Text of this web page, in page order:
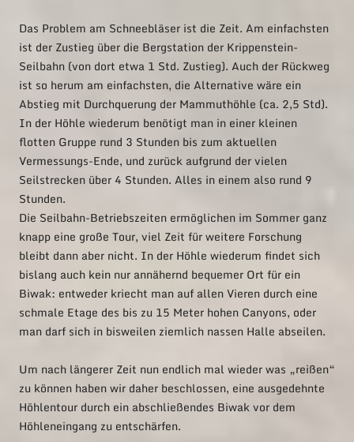
Das Problem am Schneebläser ist die Zeit. Am einfachsten
ist der Zustieg über die Bergstation der Krippenstein-
Seilbahn (von dort etwa 1 Std. Zustieg). Auch der Rückweg
ist so herum am einfachsten, die Alternative wäre ein
Abstieg mit Durchquerung der Mammuthöhle (ca. 2,5 Std).
In der Höhle wiederum benötigt man in einer kleinen
flotten Gruppe rund 3 Stunden bis zum aktuellen
Vermessungs-Ende, und zurück aufgrund der vielen
Seilstrecken über 4 Stunden. Alles in einem also rund 9
Stunden.
Die Seilbahn-Betriebszeiten ermöglichen im Sommer ganz
knapp eine große Tour, viel Zeit für weitere Forschung
bleibt dann aber nicht. In der Höhle wiederum findet sich
bislang auch kein nur annähernd bequemer Ort für ein
Biwak: entweder kriecht man auf allen Vieren durch eine
schmale Etage des bis zu 15 Meter hohen Canyons, oder
man darf sich in bisweilen ziemlich nassen Halle abseilen.
Um nach längerer Zeit nun endlich mal wieder was „reißen“
zu können haben wir daher beschlossen, eine ausgedehnte
Höhlentour durch ein abschließendes Biwak vor dem
Höhleneingang zu entschärfen.